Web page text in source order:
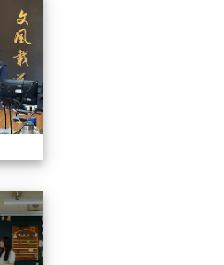
1018低年級閱讀研習